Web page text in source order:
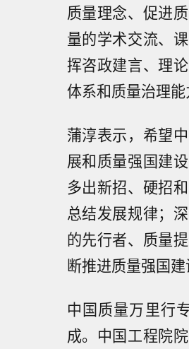
质量理念、促进
量的学术交流、
挥咨政建言、理
体系和质量治理能
蒲淳表示，希望
展和质量强国建
多出新招、硬招
总结发展规律；
的先行者、质量
断推进质量强国建
中国质量万里行
成。中国工程院